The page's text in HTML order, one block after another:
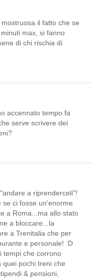
il fatto che se
max, si fanno
di chi rischia di
accennato tempo fa
serve scrivere dei
a riprenderceli"!
ci fosse un'enorme
a Roma...ma allo stato
a bloccare...la
a Trenitalia che per
e personale! :D
tempi che corrono
pochi treni che
& pensioni,